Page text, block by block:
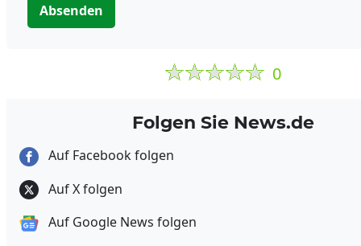
Absenden
0
Folgen Sie News.de
Auf Facebook folgen
Auf X folgen
Auf Google News folgen